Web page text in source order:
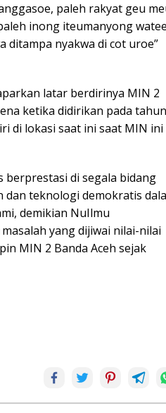
paleh rakyat geu
inong iteumanyong watee
ditampa nyakwa di cot uroe”
latar berdirinya MIN 2
ketika didirikan pada tahun
di lokasi saat ini saat MIN ini
berprestasi di segala bidang
dan teknologi demokratis
demikian NuIlmu
yang dijiwai nilai-nilai
MIN 2 Banda Aceh sejak